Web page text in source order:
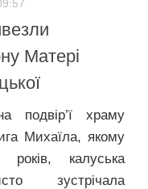
Матері
подвір’ї храму
Михаїла, якому
років, калуська
зустрічала